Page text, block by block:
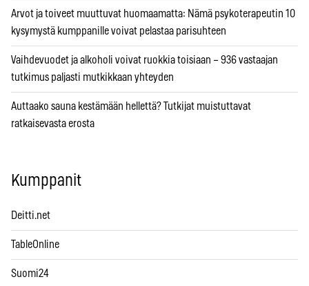
Arvot ja toiveet muuttuvat huomaamatta: Nämä psykoterapeutin 10
kysymystä kumppanille voivat pelastaa parisuhteen
Vaihdevuodet ja alkoholi voivat ruokkia toisiaan – 936 vastaajan
tutkimus paljasti mutkikkaan yhteyden
Auttaako sauna kestämään hellettä? Tutkijat muistuttavat
ratkaisevasta erosta
Kumppanit
Deitti.net
TableOnline
Suomi24